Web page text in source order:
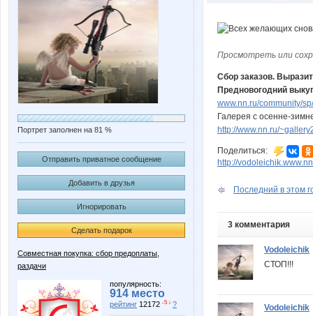
Портрет заполнен на 81 %
Отправить приватное сообщение
Добавить в друзья
Игнорировать
Сделать подарок
Совместная покупка: сбор предоплаты,
раздачи
популярность:
914 место
рейтинг 12172 -5 ↓ ?
Просмотреть или
Сбор заказов.
Предновогодний
www.nn.ru/community/
Галерея с осенне-
http://www.nn.ru/
Поделиться:
http://
Последний в этом
3 комментария
Vodoleichik
СТОП!!!
Vodoleichik